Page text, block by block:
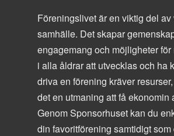
Föreningslivet är en viktig del av
samhälle. Det skapar
engagemang och möjligheter
i alla åldrar att utvecklas och ha
driva en förening kräver
det en utmaning att få ekonomin
Genom Sponsorhuset kan du
din favoritförening samtidigt